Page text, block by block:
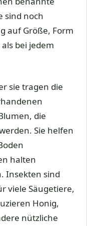
sind noch
auf Größe, Form
bei jedem
sie tragen die
die
Sie helfen
halten
Insekten sind
viele Säugetiere,
Honig,
nützliche